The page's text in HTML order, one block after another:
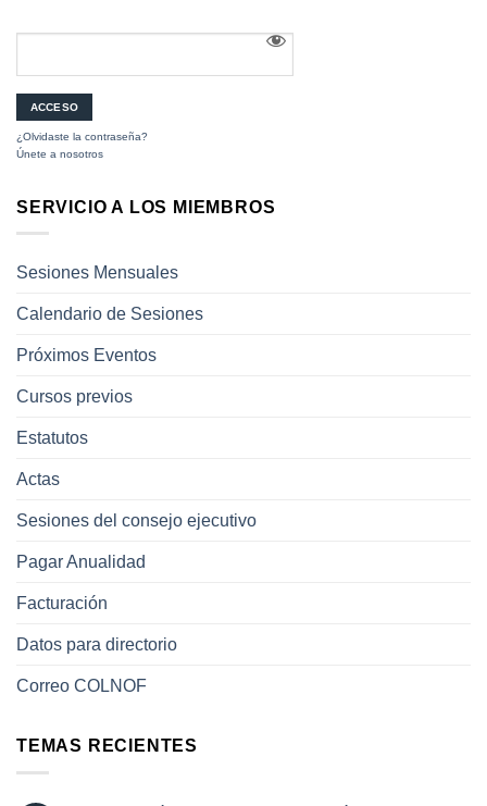
¿Olvidaste la contraseña?
Únete a nosotros
SERVICIO A LOS MIEMBROS
Sesiones Mensuales
Calendario de Sesiones
Próximos Eventos
Cursos previos
Estatutos
Actas
Sesiones del consejo ejecutivo
Pagar Anualidad
Facturación
Datos para directorio
Correo COLNOF
TEMAS RECIENTES